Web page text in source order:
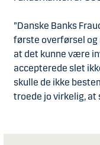
”Danske Banks
første overførsel og
at det kunne være
accepterede slet
skulle de ikke
troede jo virkelig, at